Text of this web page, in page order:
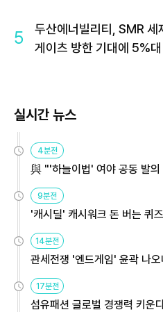
5
두산에너빌리티, SMR 세
게이츠 방한 기대에 5%
실시간 뉴스
4분전
與 "'하늘이법' 여야 공동 발
9분전
'캐시딜' 캐시워크 돈 버는 퀴
14분전
관세전쟁 '엔드게임' 윤곽 나
17분전
섬유패션 글로벌 경쟁력 키